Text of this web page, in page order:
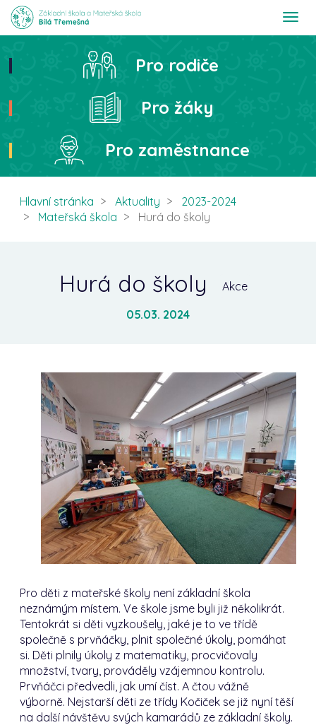
T
t
Hledat
Pro rodiče
Pro žáky
Pro zaměstnance
Hlavní stránka Aktuality
2023-2024
Mateřská škola
Hurá do školy
Hurá do školy
Akce
05.03. 2024
Pro děti z mateřské školy není základní škola
neznámým místem. Ve škole jsme byli již několikrát.
Tentokrát si děti vyzkoušely, jaké je to ve třídě
společně s prvňáčky, plnit společné úkoly, pomáhat
si. Děti plnily úkoly z matematiky, procvičovaly
množství, tvary, prováděly vzájemnou kontrolu.
Prvňáčci předvedli, jak umí číst. A čtou vážně
výborně. Nejstarší děti ze třídy Kočiček se již nyní těší
na další návštěvu svých kamarádů ze základní školy.